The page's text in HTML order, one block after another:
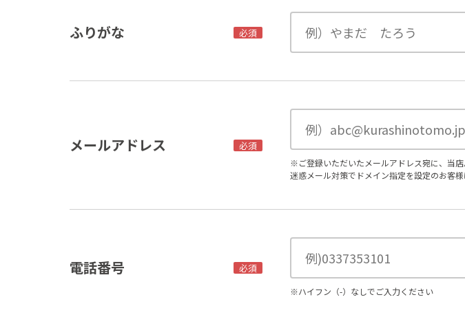
ふりがな 必須
メールアドレス 必須
※ご登録いただいたメールアドレス宛に、当店
迷惑メール対策でドメイン指定を設定のお客
電話番号 必須
※ハイフン（-）なしでご入力ください